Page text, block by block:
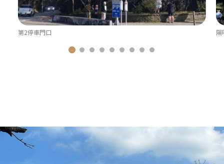
第2停車門口 陽